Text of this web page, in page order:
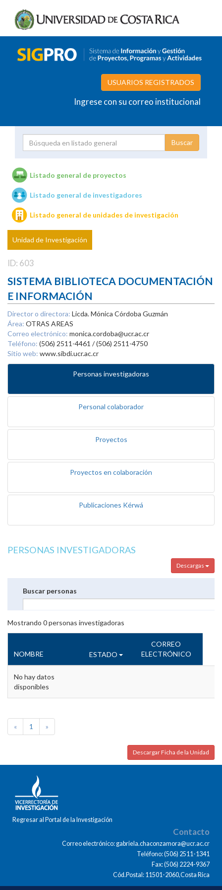
USUARIOS REGISTRADOS
Ingrese con su correo institucional
Unidades de investigación
Listado general de proyectos
Listado general de investigadores
Listado general de unidades de investigación
Unidad de Investigación
ID: 603
SISTEMA BIBLIOTECA DOCUMENTACIÓN
E INFORMACIÓN
Director o directora: Licda. Mónica Córdoba Guzmán
Área: OTRAS AREAS
Correo electrónico: monica.cordoba@ucr.ac.cr
Teléfono: (506) 2511-4461 / (506) 2511-4750
Sitio web: www.sibdi.ucr.ac.cr
Personas investigadoras
Personal colaborador
Proyectos
Proyectos en colaboración
Publicaciones Kérwá
PERSONAS INVESTIGADORAS
Descargas
Buscar personas
Mostrando 0personas investigadoras
NOMBRE ESTADO
CORREO
ELECTRÓNICO
No hay datos
disponibles
« 1 »
Descargar Ficha de la Unidad
Regresar al Portal de la Investigación
Contacto
Correo electrónico: gabriela.chaconzamora@ucr.ac.cr
Teléfono: (506) 2511-1341
Fax: (506) 2224-9367
Cód.Postal: 11501-2060,Costa Rica